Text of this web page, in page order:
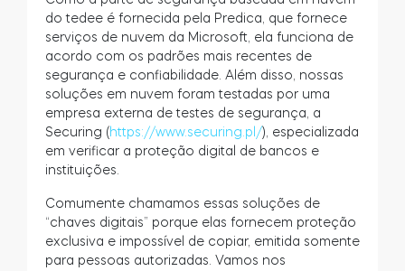
do tedee é fornecida pela Predica, que fornece
serviços de nuvem da Microsoft, ela funciona de
acordo com os padrões mais recentes de
segurança e confiabilidade. Além disso, nossas
soluções em nuvem foram testadas por uma
empresa externa de testes de segurança, a
Securing (https://www.securing.pl/), especializada
em verificar a proteção digital de bancos e
instituições.
Comumente chamamos essas soluções de
“chaves digitais” porque elas fornecem proteção
exclusiva e impossível de copiar, emitida somente
para pessoas autorizadas. Vamos nos